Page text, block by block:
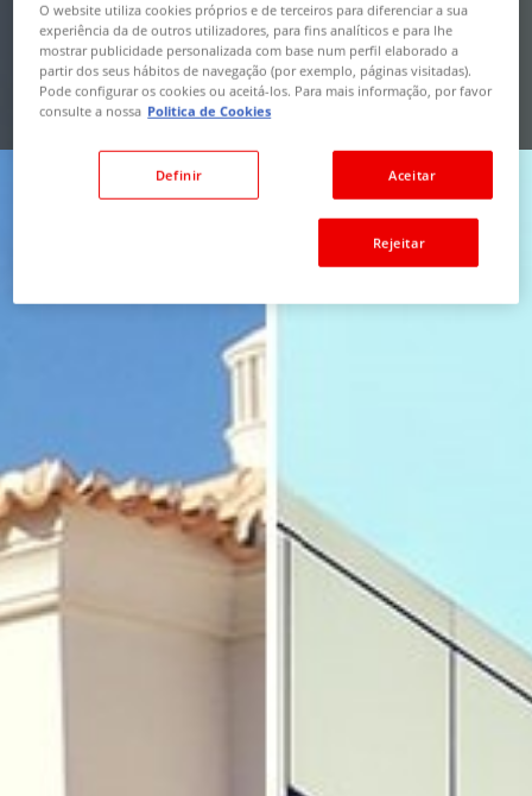
PESQUISAR
Pesquisa Avançada
O website utiliza cookies próprios e de terceiros para diferenciar a sua
experiência da de outros utilizadores, para fins analíticos e para lhe
mostrar publicidade personalizada com base num perfil elaborado a
partir dos seus hábitos de navegação (por exemplo, páginas visitadas).
Pode configurar os cookies ou aceitá-los. Para mais informação, por favor
consulte a nossa Politica de Cookies
Aceitar
Definir
Rejeitar